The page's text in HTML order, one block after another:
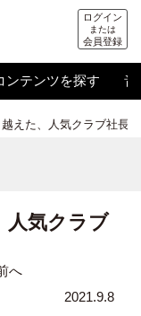
ログイン
または
会員登録
ンテンツを探す 音
えた、人気クラブ社長
人気クラブ
へ
2021.9.8